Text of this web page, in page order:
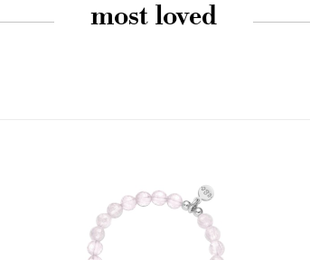
most loved